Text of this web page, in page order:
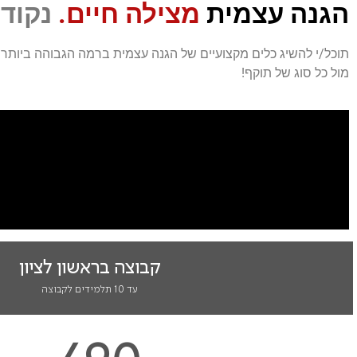
הגנה עצמית מצילה חיים.
תוכל/י להשיג כלים מקצועיים של הגנה עצמית ברמה הגבוהה ביותר
מול כל סוג של תוקף!
קבוצה בראשון לציון
עד 10 תלמידים לקבוצה